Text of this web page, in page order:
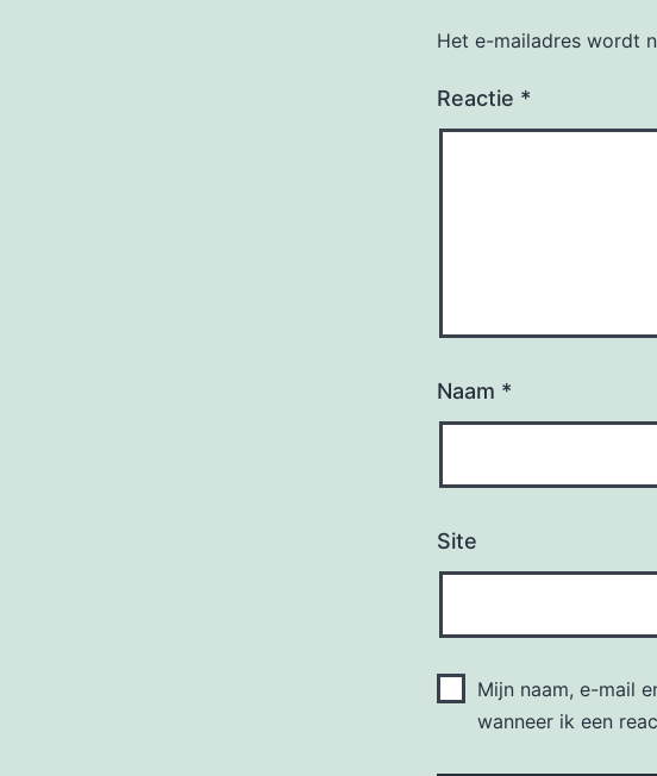
Het e-mailadres wordt
Reactie *
Naam *
Site
Mijn naam, e-mail
wanneer ik een